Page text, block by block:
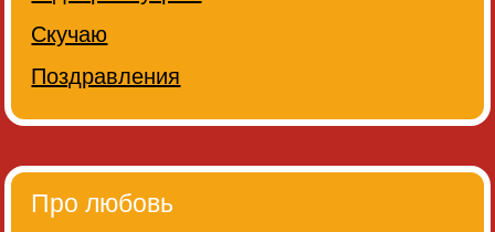
Скучаю
Поздравления
Про любовь